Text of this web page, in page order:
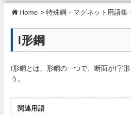
Home > 特殊鋼・マグネット用語集
I形鋼
I形鋼とは、形鋼の一つで、断面がI字
う。
関連用語